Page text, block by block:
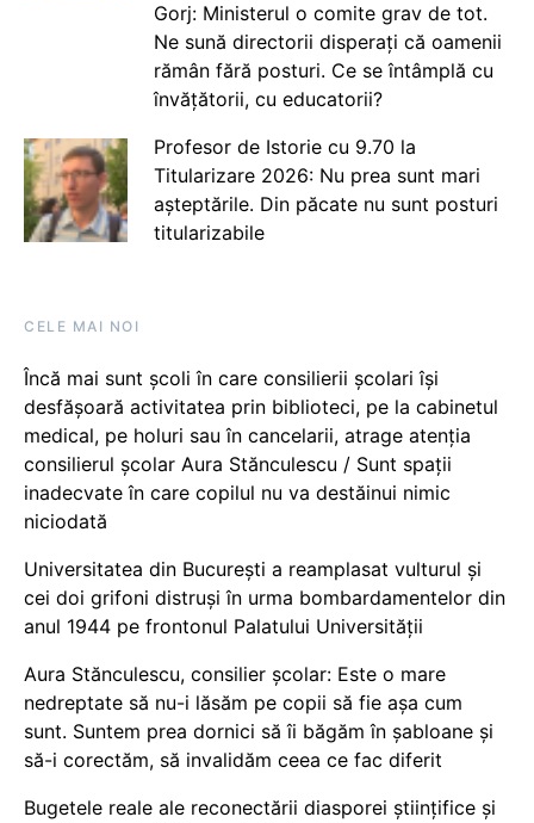
Gorj: Ministerul o comite grav de tot.
Ne sună directorii disperați că oamenii
rămân fără posturi. Ce se întâmplă cu
învățătorii, cu educatorii?
Profesor de Istorie cu 9.70 la
Titularizare 2026: Nu prea sunt mari
așteptările. Din păcate nu sunt posturi
titularizabile
CELE MAI NOI
Încă mai sunt școli în care consilierii școlari își
desfășoară activitatea prin biblioteci, pe la cabinetul
medical, pe holuri sau în cancelarii, atrage atenția
consilierul școlar Aura Stănculescu / Sunt spații
inadecvate în care copilul nu va destăinui nimic
niciodată
Universitatea din București a reamplasat vulturul și
cei doi grifoni distruși în urma bombardamentelor din
anul 1944 pe frontonul Palatului Universității
Aura Stănculescu, consilier școlar: Este o mare
nedreptate să nu-i lăsăm pe copii să fie așa cum
sunt. Suntem prea dornici să îi băgăm în șabloane și
să-i corectăm, să invalidăm ceea ce fac diferit
Bugetele reale ale reconectării diasporei științifice și